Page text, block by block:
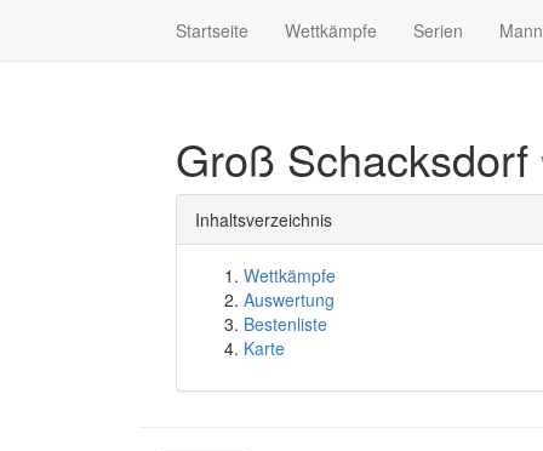
Startseite Wettkämpfe Serien
Groß Schacksdorf
Inhaltsverzeichnis
Wettkämpfe
Auswertung
Bestenliste
Karte